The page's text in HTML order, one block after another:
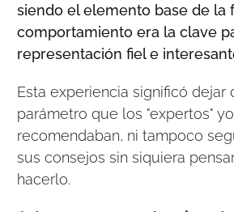
siendo el elemento base de la
comportamiento era la clave
representación fiel e
Esta experiencia significó dejar
parámetro que los "expertos"
recomendaban, ni tampoco
sus consejos sin siquiera
hacerlo.